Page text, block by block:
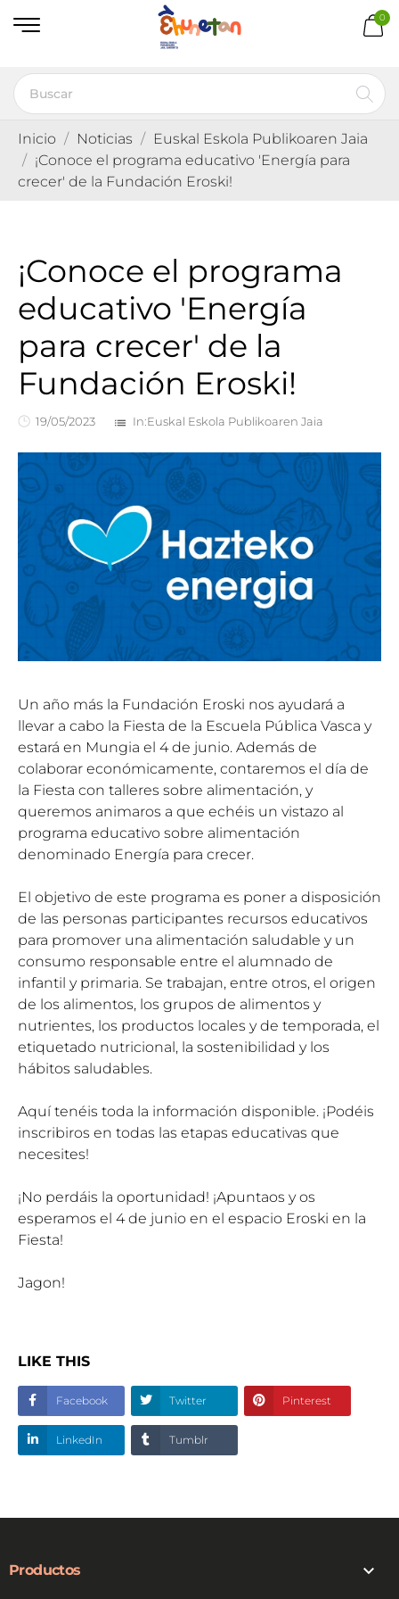
0
Inicio Noticias
Euskal Eskola Publikoaren Jaia
¡Conoce el programa educativo 'Energía para
crecer' de la Fundación Eroski!
¡Conoce el programa
educativo 'Energía
para crecer' de la
Fundación Eroski!
19/05/2023 list In:Euskal Eskola Publikoaren Jaia
Un año más la Fundación Eroski nos ayudará a
llevar a cabo la Fiesta de la Escuela Pública Vasca y
estará en Mungia el 4 de junio. Además de
colaborar económicamente, contaremos el día de
la Fiesta con talleres sobre alimentación, y
queremos animaros a que echéis un vistazo al
programa educativo sobre alimentación
denominado Energía para crecer.
El objetivo de este programa es poner a disposición
de las personas participantes recursos educativos
para promover una alimentación saludable y un
consumo responsable entre el alumnado de
infantil y primaria. Se trabajan, entre otros, el origen
de los alimentos, los grupos de alimentos y
nutrientes, los productos locales y de temporada, el
etiquetado nutricional, la sostenibilidad y los
hábitos saludables.
Aquí tenéis toda la información disponible. ¡Podéis
inscribiros en todas las etapas educativas que
necesites!
¡No perdáis la oportunidad! ¡Apuntaos y os
esperamos el 4 de junio en el espacio Eroski en la
Fiesta!
Jagon!
LIKE THIS
Facebook Twitter Pinterest
LinkedIn Tumblr
Productos 